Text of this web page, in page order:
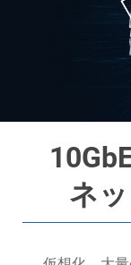
ネ